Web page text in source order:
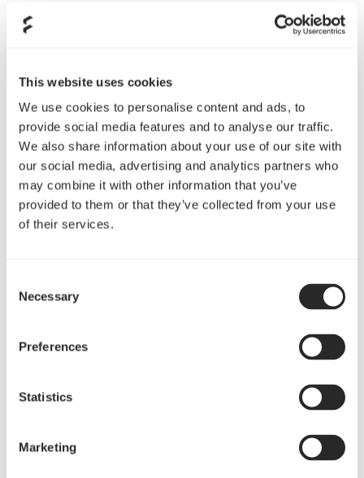
This website uses cookies
We use cookies to personalise content and ads, to
provide social media features and to analyse our traffic.
We also share information about your use of our site with
our social media, advertising and analytics partners who
may combine it with other information that you’ve
provided to them or that they’ve collected from your use
of their services.
Selection
Necessary
Preferences
Statistics
Marketing